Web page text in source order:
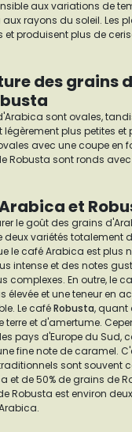
aux variations de
rayons du soleil. Les
et produisent plus de
des grains
sont ovales,
plus petites et
avec une coupe en
Robusta sont ronds
et
le goût des grains
variétés totalement
le café Arabica est plus
intense et des notes
complexes. En outre, le
élevée et une teneur en
Le caféRobusta, quant
terre et d'amertume.
pays d'Europe du Sud,
fine note de caramel.
sont souvent
et de 50% de grains de
Robusta est environ